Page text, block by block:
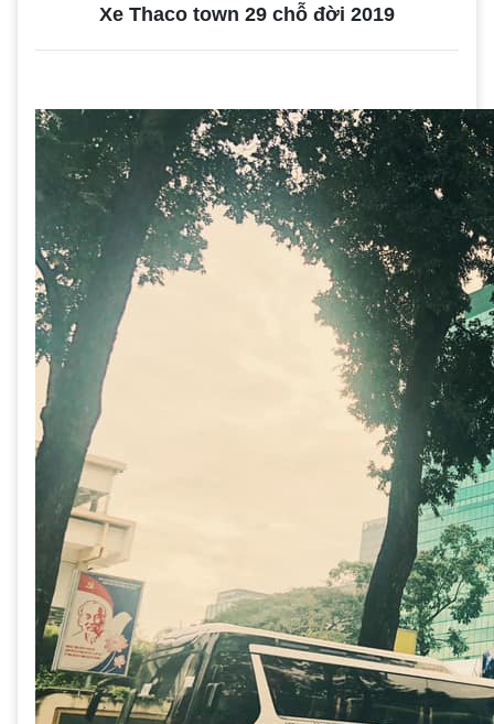
Xe Thaco town 29 chỗ đời 2019